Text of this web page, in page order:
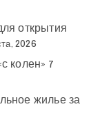
открытия
2026
колен» 7
жилье за